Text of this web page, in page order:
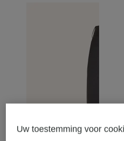
Uw toestemming voor